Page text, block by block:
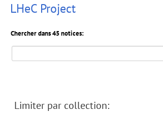
LHeC Project
Chercher dans 45 notices:
Limiter par collection: